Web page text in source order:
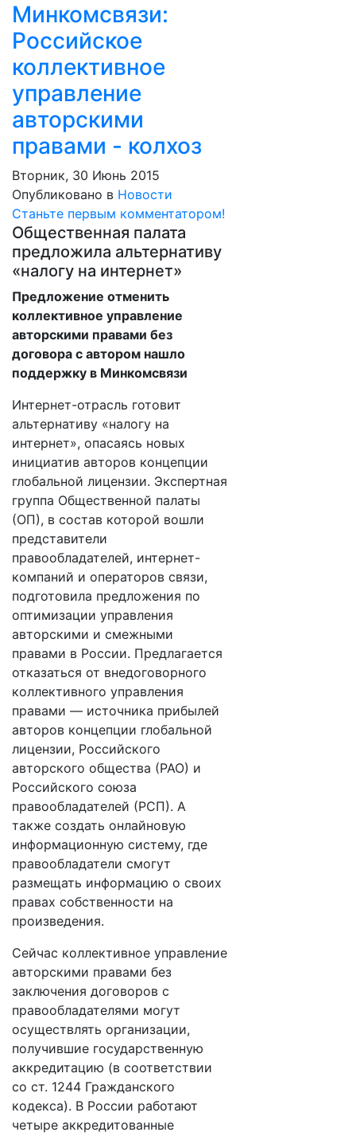
Минкомсвязи:
Российское
коллективное
управление
авторскими
правами - колхоз
Вторник, 30 Июнь 2015
Опубликовано в Новости
Станьте первым комментатором!
Общественная палата
предложила альтернативу
«налогу на интернет»
Предложение отменить
коллективное управление
авторскими правами без
договора с автором нашло
поддержку в Минкомсвязи
Интернет-отрасль готовит
альтернативу «налогу на
интернет», опасаясь новых
инициатив авторов концепции
глобальной лицензии. Экспертная
группа Общественной палаты
(ОП), в состав которой вошли
представители
правообладателей, интернет-
компаний и операторов связи,
подготовила предложения по
оптимизации управления
авторскими и смежными
правами в России. Предлагается
отказаться от внедоговорного
коллективного управления
правами — источника прибылей
авторов концепции глобальной
лицензии, Российского
авторского общества (РАО) и
Российского союза
правообладателей (РСП). А
также создать онлайновую
информационную систему, где
правообладатели смогут
размещать информацию о своих
правах собственности на
произведения.
Сейчас коллективное управление
авторскими правами без
заключения договоров с
правообладателями могут
осуществлять организации,
получившие государственную
аккредитацию (в соответствии
со ст. 1244 Гражданского
кодекса). В России работают
четыре аккредитованные